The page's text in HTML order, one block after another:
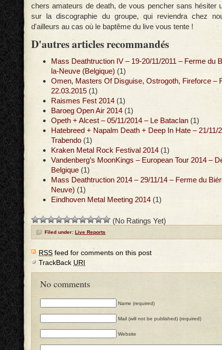
chers amateurs de death, de vous pencher sans hésiter
sur la discographie du groupe, qui reviendra chez
d'ailleurs au cas où le baptême du live vous tente !
D'autres articles recommandés
Mass Deathtruction IV – 19-20/11/2011 – Ferme du
la-Neuve (Belgique) (1)
Omen, Masters Of Disguise, Ostrogoth, Fireforce –
22.03.2015 (1)
Raismes Fest 2014 (1)
Baroeg Open Air 2014 (1)
Opeth + Alcest – 05/11/2014 – Le Bataclan (1)
Hatebreed + Napalm Death + Deep In Hate – 21/11/
Trabendo (1)
Kraken Metal Rock Festival 2014 (1)
Vandenberg’s MoonKings – European Tour 2014 –
Belgique (1)
Mass Deathtruction 2014 – 29/11/14 – Ferme du
Neuve) (1)
Eindhoven Metal Meeting 2014 (1)
(No Ratings Yet)
Filed under: Live Reports
RSS feed for comments on this post
TrackBack URI
No comments
Name (required)
Mail (will not be published) (required)
Website